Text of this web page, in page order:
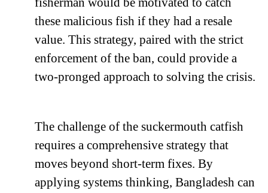
these malicious fish if they had a resale
value. This strategy, paired with the strict
enforcement of the ban, could provide a
two-pronged approach to solving the crisis.
The challenge of the suckermouth catfish
requires a comprehensive strategy that
moves beyond short-term fixes. By
applying systems thinking, Bangladesh can